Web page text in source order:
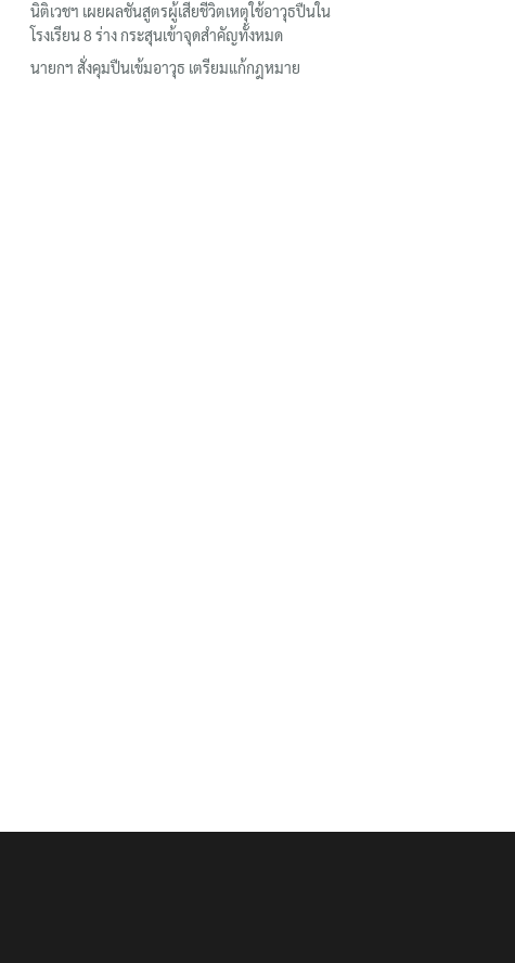
นิติเวชฯ เผยผลชันสูตรผู้เสียชีวิตเหตุใช้อาวุธปืนใน
โรงเรียน 8 ร่าง กระสุนเข้าจุดสำคัญทั้งหมด
นายกฯ สั่งคุมปืนเข้มอาวุธ เตรียมแก้กฎหมาย